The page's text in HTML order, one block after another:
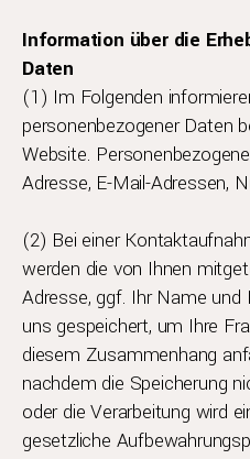
Information über die
Daten
(1) Im Folgenden
personenbezogener Daten
Website.
Adresse, E-Mail-Adressen,
(2) Bei einer
werden die von Ihnen
Adresse, ggf. Ihr Name
uns gespeichert, um Ihre
diesem Zusammenhang
nachdem die Speicherung
oder die Verarbeitung wird
gesetzliche